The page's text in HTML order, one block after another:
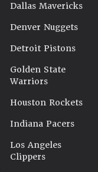
Dallas Mavericks
Denver Nuggets
Detroit Pistons
Golden State
Warriors
Houston Rockets
Indiana Pacers
Los Angeles
Clippers